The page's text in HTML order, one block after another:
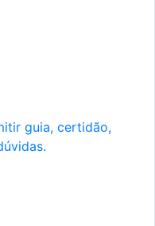
guia, certidão,